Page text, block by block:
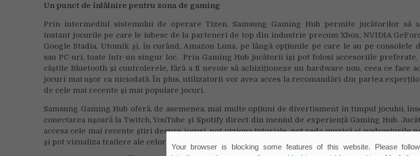
Un punct de înlâlnire pentru zona de gaming
Prin intermediul sistemului de operare Tizen, Samsung Gaming Hub permite jucătorilor să
instant jocurile pe care le iubesc de la parteneri de top din industrie precum Xbox, NVIDIA
Google Stadia, Utomik și, în curând, Amazon Luna, pe lângă opțiunile pe care le au pe consolele
sau PC-uri, toate într-un singur loc. Prin Gaming Hub jucătorii își pot folosi accesoriile preferate,
căștile Bluetooth și controlerele, fără a fi nevoie să achiziționeze un hardware nou, ceea ce face
jocuri mai ușor ca niciodată. În plus, utilizatorii vor avea acces la recomandări din partea
de cele mai recente și mai populare jocuri.
Samsung Gaming Hub oferă, de asemenea, mai multe opțiuni de divertisment în timpul jocului,
conectarea ușoară la Twitch, YouTube și Spotify direct din meniul de experiență Gaming Hub.
accesa cele mai recente știri despre jocuri, pot viziona tutoriale, pot reda muzică și podcasturile
și pot vizualiza trailere ale celor mai așteptate jocuri, toate prin intermediul Gaming Hub.
Your browser is blocking some features of this website. Please